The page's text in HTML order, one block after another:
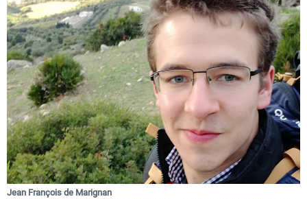
Jean François de Marignan